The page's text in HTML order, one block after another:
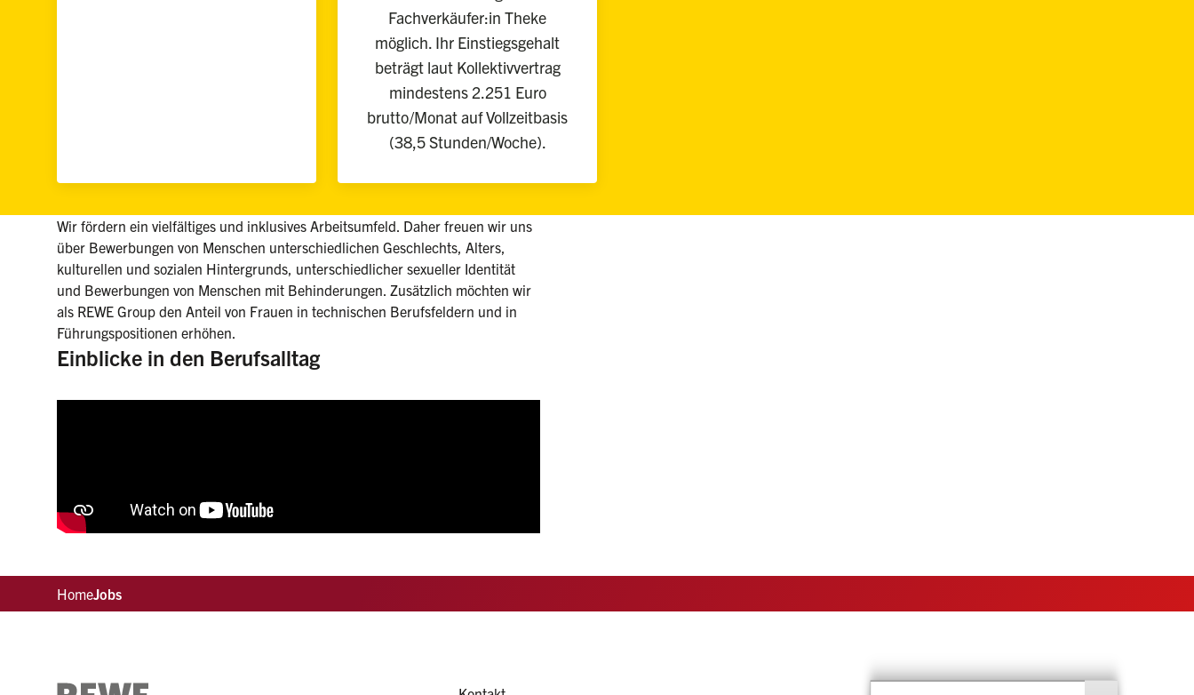
Fachverkäufer:in Theke
möglich. Ihr Einstiegsgehalt
beträgt laut Kollektivvertrag
mindestens 2.251 Euro
brutto/Monat auf Vollzeitbasis
(38,5 Stunden/Woche).
Wir fördern ein vielfältiges und inklusives Arbeitsumfeld. Daher freuen wir uns
über Bewerbungen von Menschen unterschiedlichen Geschlechts, Alters,
kulturellen und sozialen Hintergrunds, unterschiedlicher sexueller Identität
und Bewerbungen von Menschen mit Behinderungen. Zusätzlich möchten wir
als REWE Group den Anteil von Frauen in technischen Berufsfeldern und in
Führungspositionen erhöhen.
Einblicke in den Berufsalltag
HomeJobs